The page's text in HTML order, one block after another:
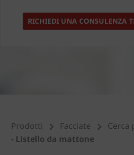
RICHIEDI UNA CONSULENZA
Prodotti Facciate Cerca
- Listello da mattone